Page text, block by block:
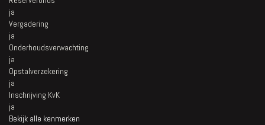
ja
Vergadering
ja
Onderhoudsverwachting
ja
Opstalverzekering
ja
Inschrijving KvK
ja
Bekijk alle kenmerken